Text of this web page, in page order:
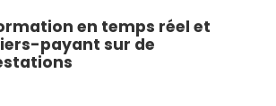
en temps réel et
payant sur de